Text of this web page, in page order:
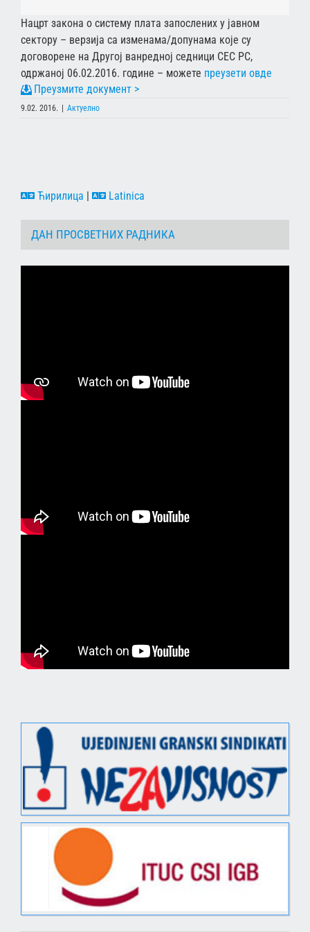
Нацрт закона о систему плата запослених у јавном
сектору – верзија са изменама/допунама које су
договорене на Другој ванредној седници СЕС РС,
одржаној 06.02.2016. године – можете преузети овде
9.02. 2016. | Актуелно
Ћирилица | Latinica
ДАН ПРОСВЕТНИХ РАДНИКА